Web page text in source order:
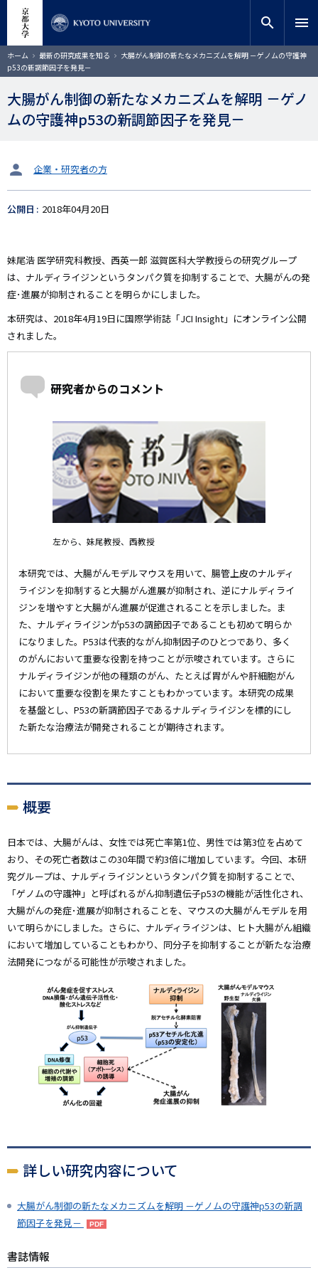
コ
ン
テ
ツ
に
サイト内検索
検索
search menu
ホーム 最新の研究成果を知る
大腸がん制御の新たなメカニズムを解明 －ゲノムの守護神
p53の新調節因子を発見－
大腸がん制御の新たなメカニズムを解明 －ゲノ
ムの守護神p53の新調節因子を発見－
タ
ッ
企業・研究者の方
公開日 2018年04月20日
妹尾浩 医学研究科教授、西英一郎 滋賀医科大学教授らの研究グループ
は、ナルディライジンというタンパク質を抑制することで、大腸がんの発
症･進展が抑制されることを明らかにしました。
本研究は、2018年4月19日に国際学術誌「JCI Insight」にオンライン公開
されました。
研究者からのコメント
左から、妹尾教授、西教授
本研究では、大腸がんモデルマウスを用いて、腸管上皮のナルディ
ライジンを抑制すると大腸がん進展が抑制され、逆にナルディライ
ジンを増やすと大腸がん進展が促進されることを示しました。ま
た、ナルディライジンがp53の調節因子であることも初めて明らか
になりました。P53は代表的ながん抑制因子のひとつであり、多く
のがんにおいて重要な役割を持つことが示唆されています。さらに
ナルディライジンが他の種類のがん、たとえば胃がんや肝細胞がん
において重要な役割を果たすこともわかっています。本研究の成果
を基盤とし、P53の新調節因子であるナルディライジンを標的にし
た新たな治療法が開発されることが期待されます。
概要
日本では、大腸がんは、女性では死亡率第1位、男性では第3位を占めて
おり、その死亡者数はこの30年間で約3倍に増加しています。今回、本研
究グループは、ナルディライジンというタンパク質を抑制することで、
「ゲノムの守護神」と呼ばれるがん抑制遺伝子p53の機能が活性化され、
大腸がんの発症･進展が抑制されることを、マウスの大腸がんモデルを用
いて明らかにしました。さらに、ナルディライジンは、ヒト大腸がん組織
において増加していることもわかり、同分子を抑制することが新たな治療
法開発につながる可能性が示唆されました。
詳しい研究内容について
大腸がん制御の新たなメカニズムを解明 －ゲノムの守護神p53の新調
節因子を発見－
書誌情報